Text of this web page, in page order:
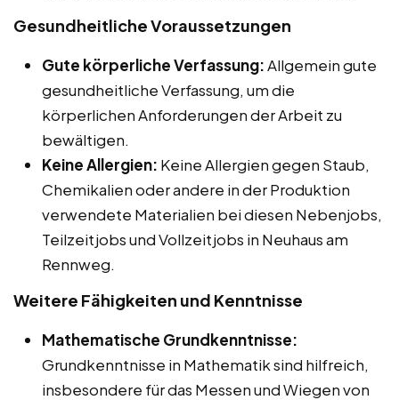
Gesundheitliche Voraussetzungen
Gute körperliche Verfassung:Allgemein gute
gesundheitliche Verfassung, um die
körperlichen Anforderungen der Arbeit zu
bewältigen.
Keine Allergien: Keine Allergien gegen Staub,
Chemikalien oder andere in der Produktion
verwendete Materialien bei diesen Nebenjobs,
Teilzeitjobs und Vollzeitjobs in Neuhaus am
Rennweg.
Weitere Fähigkeiten und Kenntnisse
Mathematische Grundkenntnisse:
Grundkenntnisse in Mathematik sind hilfreich,
insbesondere für das Messen und Wiegen von